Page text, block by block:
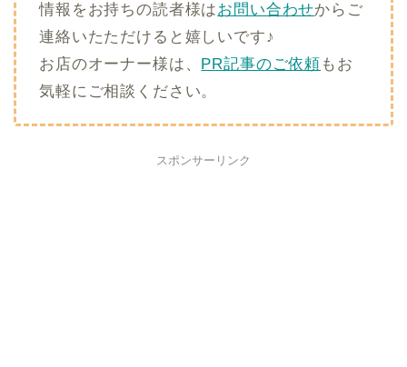
情報をお持ちの読者様はお問い合わせからご
連絡いたただけると嬉しいです♪
お店のオーナー様は、 PR記事のご依頼 もお
気軽にご相談ください。
スポンサーリンク